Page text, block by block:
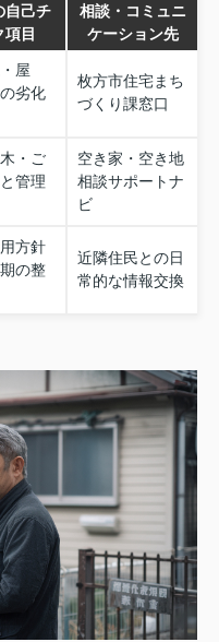
自己チ
項目
相談・コミュニ
ケーション先
屋
劣化
枚方市住宅まち
づくり課窓口
・ご
管理
空き家・空き地
相談サポートナ
ビ
方針
の整
近隣住民との日
常的な情報交換